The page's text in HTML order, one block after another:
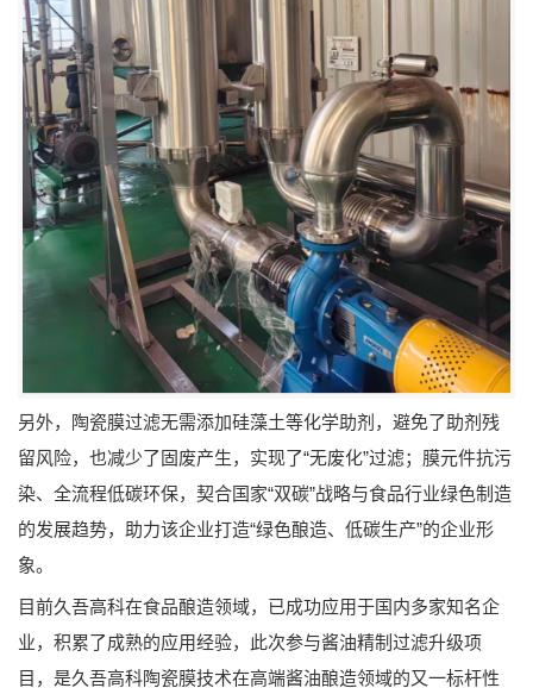
另外，陶瓷膜过滤无需添加硅藻土等化学助剂，避免了助剂残
留风险，也减少了固废产生，实现了“无废化”过滤；膜元件抗污
染、全流程低碳环保，契合国家“双碳”战略与食品行业绿色制造
的发展趋势，助力该企业打造“绿色酿造、低碳生产”的企业形
象。
目前久吾高科在食品酿造领域，已成功应用于国内多家知名企
业，积累了成熟的应用经验，此次参与酱油精制过滤升级项
目，是久吾高科陶瓷膜技术在高端酱油酿造领域的又一标杆性